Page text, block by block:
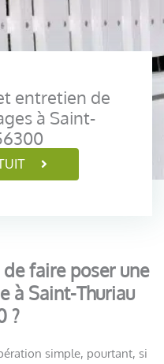
entretien de
à Saint-
faire poser une
à Saint-Thuriau
?
simple, pourtant, si